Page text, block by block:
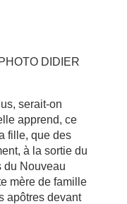
DIDIER
serait-on
apprend, ce
fille, que des
à la sortie du
du Nouveau
mère de famille
apôtres devant